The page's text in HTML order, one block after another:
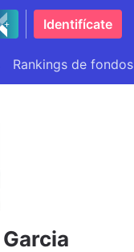
Identifícate
Rankings de fondos